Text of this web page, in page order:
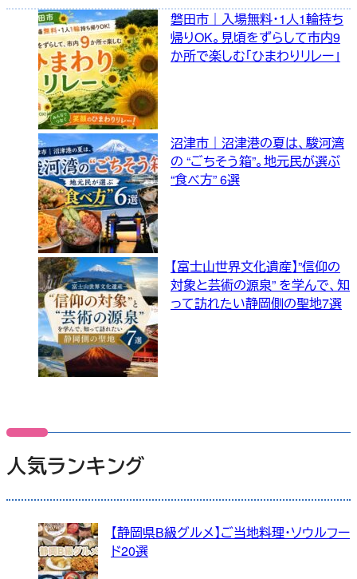
磐田市｜入場無料・1人1輪持ち
帰りOK。見頃をずらして市内9
か所で楽しむ「ひまわりリレー」
沼津市｜沼津港の夏は、駿河湾
の “ごちそう箱”。地元民が選ぶ
“食べ方” 6選
【富士山世界文化遺産】”信仰の
対象と芸術の源泉” を学んで、知
って訪れたい静岡側の聖地7選
人気ランキング
【静岡県B級グルメ】ご当地料理・ソウルフー
ド20選